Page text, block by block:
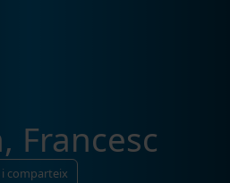
Francesc
i comparteix